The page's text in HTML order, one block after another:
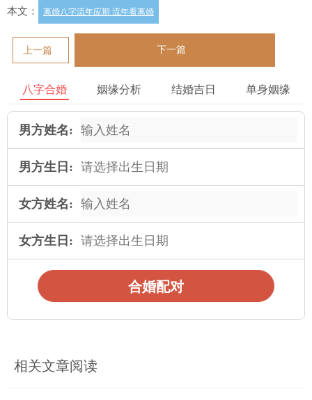
本文： 离婚八字流年应期 流年看离婚
上一篇 下一篇
八字合婚 姻缘分析 结婚吉日 单身姻缘
男方姓名:
男方生日:
女方姓名:
女方生日:
合婚配对
相关文章阅读